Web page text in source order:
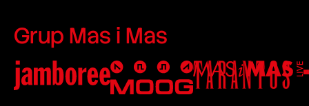
Grup Mas i Mas